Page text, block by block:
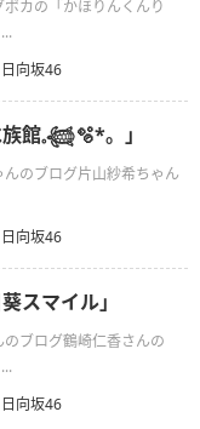
カの「かほりんくんり
向坂46
館𓈒𓆉🫧‪*。」
のブログ片山紗希ちゃん
向坂46
スマイル」
ブログ鶴崎仁香さんの
向坂46